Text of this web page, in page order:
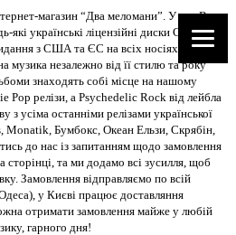
магазин “Два меломани”. У нас Ви
українські ліцензійні диски CD, DVD,
з США та ЄС на всіх носіях. В
музика незалежно від її стилю та року
знаходять собі місце на нашому
Pop релізи, а Psychedelic Rock від лейбла
з усіма останніми релізами української
Monatik, Бумбокс, Океан Ельзи, Скрябін,
до нас із запитанням щодо замовлення
сторінці, та ми додамо всі зусилля, щоб
Замовлення відправляємо по всій
у Києві працює доставляння
отримати замовлення майже у любій
гарного дня!